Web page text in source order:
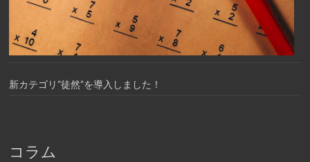
新カテゴリ”徒然”を導入しました！
コラム